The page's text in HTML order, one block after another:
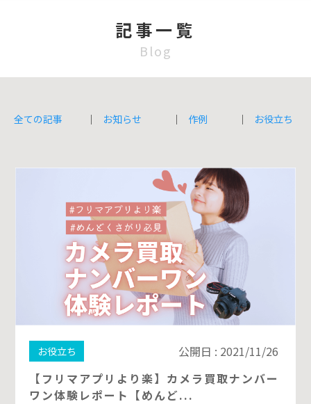
記事一覧
Blog
全ての記事 お知らせ 作例 お役立ち
お役立ち
公開日 : 2021/11/26
【フリマアプリより楽】カメラ買取ナンバー
ワン体験レポート【めんど...